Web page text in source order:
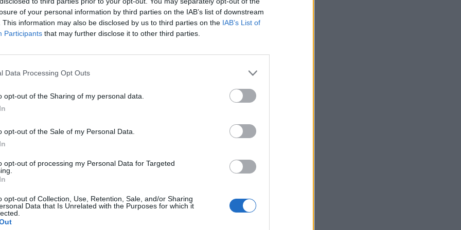
of your personal information by third parties on the IAB’s list of downstream
This information may also be disclosed by us to third parties on the IAB’s List of
Participants that may further disclose it to other third parties.
Data Processing Opt Outs
opt-out of the Sharing of my personal data.
opt-out of the Sale of my Personal Data.
opt-out of processing my Personal Data for Targeted
opt-out of Collection, Use, Retention, Sale, and/or Sharing
Data that Is Unrelated with the Purposes for which it
Καραβά ευχαρίστησε όλους όσοι
των εκδηλώσεων καθώς και τους
τίμησε τους συνταξιούχους
Βουνάση και μεταθανατίως τους π.
απονέμοντας στους συγγενείς
ευχόμενος υπέρ αναπαύσεως των
απευθύνθηκε στους ιερείς πατέρα
της ενορίας και π. Ηλία
τους οποίους επαίνεσε για την προσφορά
σε ό,τι και αν τους ανέθεσε, καθώς ο π.
Ιδρύματος Βρεφών και Νηπίων «Ο Άγιος
στον μεν π. Βουνάση το οφίκιο του
οφίκιο του ιερομνήμονος.
Ποιμενάρχης μας αναφέρθηκε στην